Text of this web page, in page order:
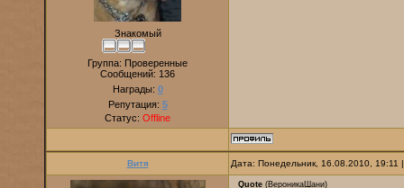
Знакомый
Группа: Проверенные
Сообщений: 136
Награды: 0
Репутация: 5
Статус: Offline
Витя Дата: Понедельник, 16.08.2010,
Quote (ВероникаШани)